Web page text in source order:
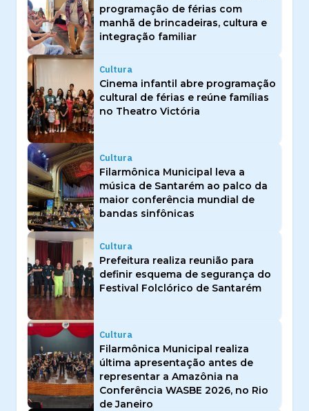
programação de férias com
manhã de brincadeiras, cultura e
integração familiar
Cultura
Cinema infantil abre programação
cultural de férias e reúne famílias
no Theatro Victória
Cultura
Filarmônica Municipal leva a
música de Santarém ao palco da
maior conferência mundial de
bandas sinfônicas
Cultura
Prefeitura realiza reunião para
definir esquema de segurança do
Festival Folclórico de Santarém
Cultura
Filarmônica Municipal realiza
última apresentação antes de
representar a Amazônia na
Conferência WASBE 2026, no Rio
de Janeiro